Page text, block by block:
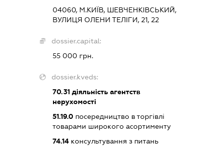
04060, М.КИЇВ, ШЕВЧЕНКІВСЬКИЙ,
ВУЛИЦЯ ОЛЕНИ ТЕЛІГИ, 21, 22
dossier.capital:
55 000 грн.
dossier.kveds:
70.31 діяльність агентств
нерухомості
51.19.0 посередництво в торгівлі
товарами широкого асортименту
74.14 консультування з питань